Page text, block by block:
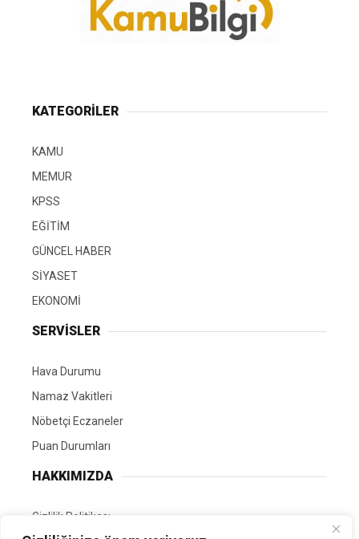
KATEGORİLER
KAMU
MEMUR
KPSS
EĞİTİM
GÜNCEL HABER
SİYASET
EKONOMİ
SERVİSLER
Hava Durumu
Namaz Vakitleri
Nöbetçi Eczaneler
Puan Durumları
HAKKIMIZDA
Gizlilik Politikası